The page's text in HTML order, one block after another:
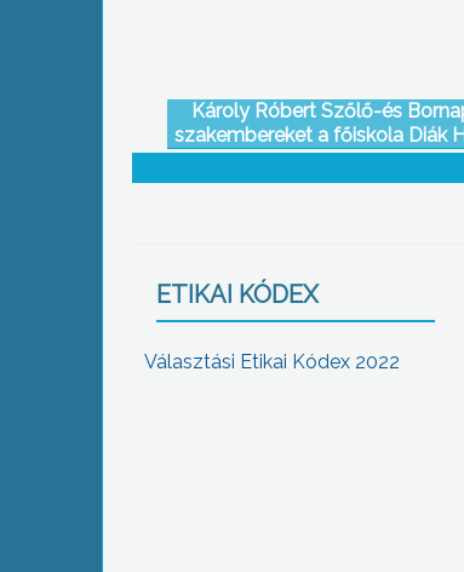
Károly Róbert Szőlő-és
szakembereket a főiskola Diák
a megújult borpiaci reform
végrehajtásáról
ETIKAI KÓDEX
Választási Etikai Kódex 2022